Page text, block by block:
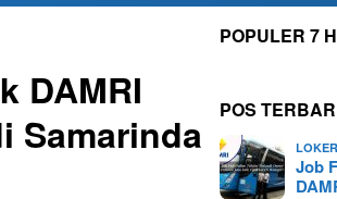
DAMRI
Samarinda
POPULER 7
POS
Job